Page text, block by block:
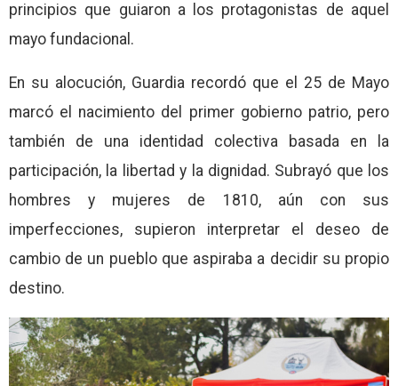
principios que guiaron a los protagonistas de aquel
mayo fundacional.
En su alocución, Guardia recordó que el 25 de Mayo
marcó el nacimiento del primer gobierno patrio, pero
también de una identidad colectiva basada en la
participación, la libertad y la dignidad. Subrayó que los
hombres y mujeres de 1810, aún con sus
imperfecciones, supieron interpretar el deseo de
cambio de un pueblo que aspiraba a decidir su propio
destino.